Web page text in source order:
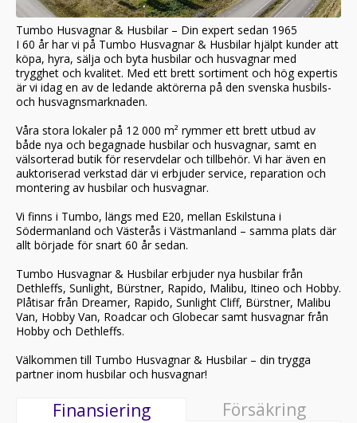
Tumbo Husvagnar & Husbilar – Din expert sedan 1965
I 60 år har vi på Tumbo Husvagnar & Husbilar hjälpt kunder att
köpa, hyra, sälja och byta husbilar och husvagnar med
trygghet och kvalitet. Med ett brett sortiment och hög expertis
är vi idag en av de ledande aktörerna på den svenska husbils-
och husvagnsmarknaden.
Våra stora lokaler på 12 000 m² rymmer ett brett utbud av
både nya och begagnade husbilar och husvagnar, samt en
välsorterad butik för reservdelar och tillbehör. Vi har även en
auktoriserad verkstad där vi erbjuder service, reparation och
montering av husbilar och husvagnar.
Vi finns i Tumbo, längs med E20, mellan Eskilstuna i
Södermanland och Västerås i Västmanland – samma plats där
allt började för snart 60 år sedan.
Tumbo Husvagnar & Husbilar erbjuder nya husbilar från
Dethleffs, Sunlight, Bürstner, Rapido, Malibu, Itineo och Hobby.
Plåtisar från Dreamer, Rapido, Sunlight Cliff, Bürstner, Malibu
Van, Hobby Van, Roadcar och Globecar samt husvagnar från
Hobby och Dethleffs.
Välkommen till Tumbo Husvagnar & Husbilar – din trygga
partner inom husbilar och husvagnar!
Finansiering Försäkring